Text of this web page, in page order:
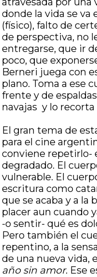
donde la vida se va
(físico), falto de
de perspectiva, no
entregarse, que ir
poco, que
Berneri juega con
plano. Toma a ese
frente y de
navajas y lo recorta
El gran tema de
para el cine
conviene repetirlo-
degradado. El
vulnerable. El
escritura como
que se acaba y a la
placer aun cuando
-o sentir- qué es
Pero también el
repentino, a la
de una nueva vida,
año sin amor. Ese